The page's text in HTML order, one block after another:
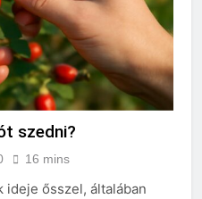
szedni?
16 mins
ideje ősszel, általában